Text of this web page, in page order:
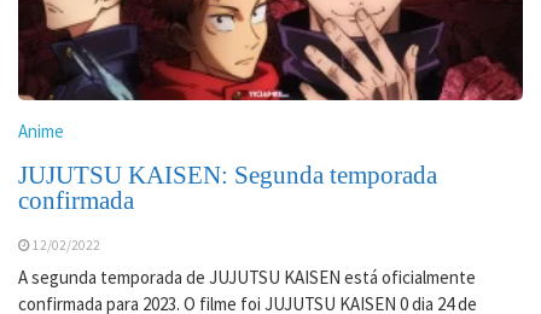
Anime
JUJUTSU KAISEN: Segunda temporada
confirmada
12/02/2022
A segunda temporada de JUJUTSU KAISEN está oficialmente
confirmada para 2023. O filme foi JUJUTSU KAISEN 0 dia 24 de